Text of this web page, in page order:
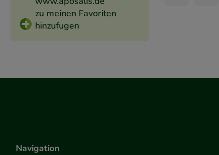
zu meinen Favoriten
hinzufugen
Navigation